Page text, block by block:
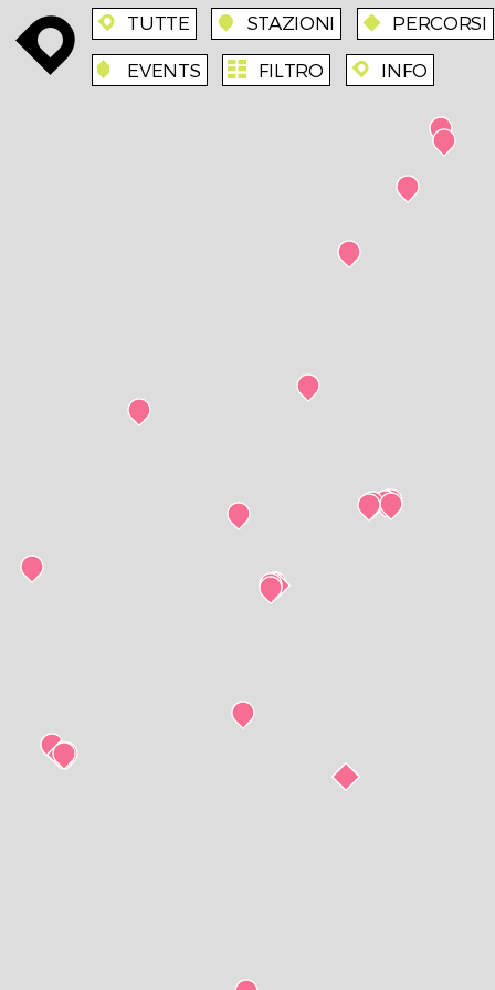
enroute enroute TUTTE station STAZIONI route PERCORSI
event EVENTS agenda FILTRO enroute INFO